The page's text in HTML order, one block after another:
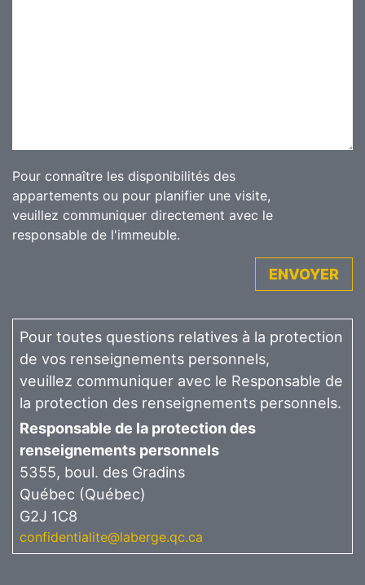
Pour connaître les disponibilités des
appartements ou pour planifier une visite,
veuillez communiquer directement avec le
responsable de l'immeuble.
ENVOYER
Pour toutes questions relatives à la protection
de vos renseignements personnels,
veuillez communiquer avec le Responsable de
la protection des renseignements personnels.
Responsable de la protection des
renseignements personnels
5355, boul. des Gradins
Québec (Québec)
G2J 1C8
confidentialite@laberge.qc.ca